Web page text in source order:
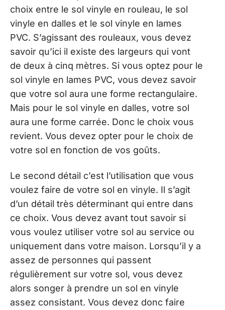
choix entre le sol vinyle en rouleau, le sol
vinyle en dalles et le sol vinyle en lames
PVC. S’agissant des rouleaux, vous devez
savoir qu’ici il existe des largeurs qui vont
de deux à cinq mètres. Si vous optez pour le
sol vinyle en lames PVC, vous devez savoir
que votre sol aura une forme rectangulaire.
Mais pour le sol vinyle en dalles, votre sol
aura une forme carrée. Donc le choix vous
revient. Vous devez opter pour le choix de
votre sol en fonction de vos goûts.
Le second détail c’est l’utilisation que vous
voulez faire de votre sol en vinyle. Il s’agit
d’un détail très déterminant qui entre dans
ce choix. Vous devez avant tout savoir si
vous voulez utiliser votre sol au service ou
uniquement dans votre maison. Lorsqu’il y a
assez de personnes qui passent
régulièrement sur votre sol, vous devez
alors songer à prendre un sol en vinyle
assez consistant. Vous devez donc faire